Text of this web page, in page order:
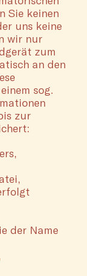
Sie keinen
uns keine
wir nur
zum
an den
sog.
zur
der Name